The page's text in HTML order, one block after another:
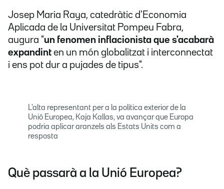
Josep Maria Raya, catedràtic d'Economia
Aplicada de la Universitat Pompeu Fabra,
augura "un fenomen inflacionista que s'acabarà
expandint en un món globalitzat i interconnectat
i ens pot dur a pujades de tipus".
L'alta representant per a la política exterior de la
Unió Europea, Kaja Kallas, va avançar que Europa
podria aplicar aranzels als Estats Units com a
resposta
Què passarà a la Unió Europea?